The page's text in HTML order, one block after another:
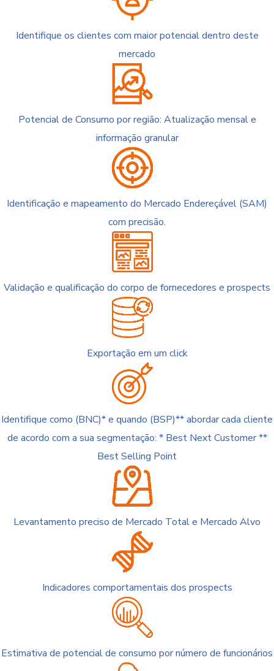
Identifique os clientes com maior potencial dentro deste
mercado
Potencial de Consumo por região: Atualização mensal e
informação granular
Identificação e mapeamento do Mercado Endereçável (SAM)
com precisão.
Validação e qualificação do corpo de fornecedores e prospects
Exportação em um click
Identifique como (BNC)* e quando (BSP)** abordar cada cliente
de acordo com a sua segmentação: * Best Next Customer **
Best Selling Point
Levantamento preciso de Mercado Total e Mercado Alvo
Indicadores comportamentais dos prospects
Estimativa de potencial de consumo por número de funcionários